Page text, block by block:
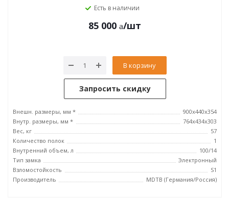
Есть в наличии
85 000 /шт
В корзину
Запросить скидку
Внешн. размеры, мм *
900x440x354
Внутр. размеры, мм *
764x434x303
Вес, кг
57
Количество полок
1
Внутренний объем, л
100/14
Тип замка
Электронный
Взломостойкость
S1
Производитель
MDTB (Германия/Россия)